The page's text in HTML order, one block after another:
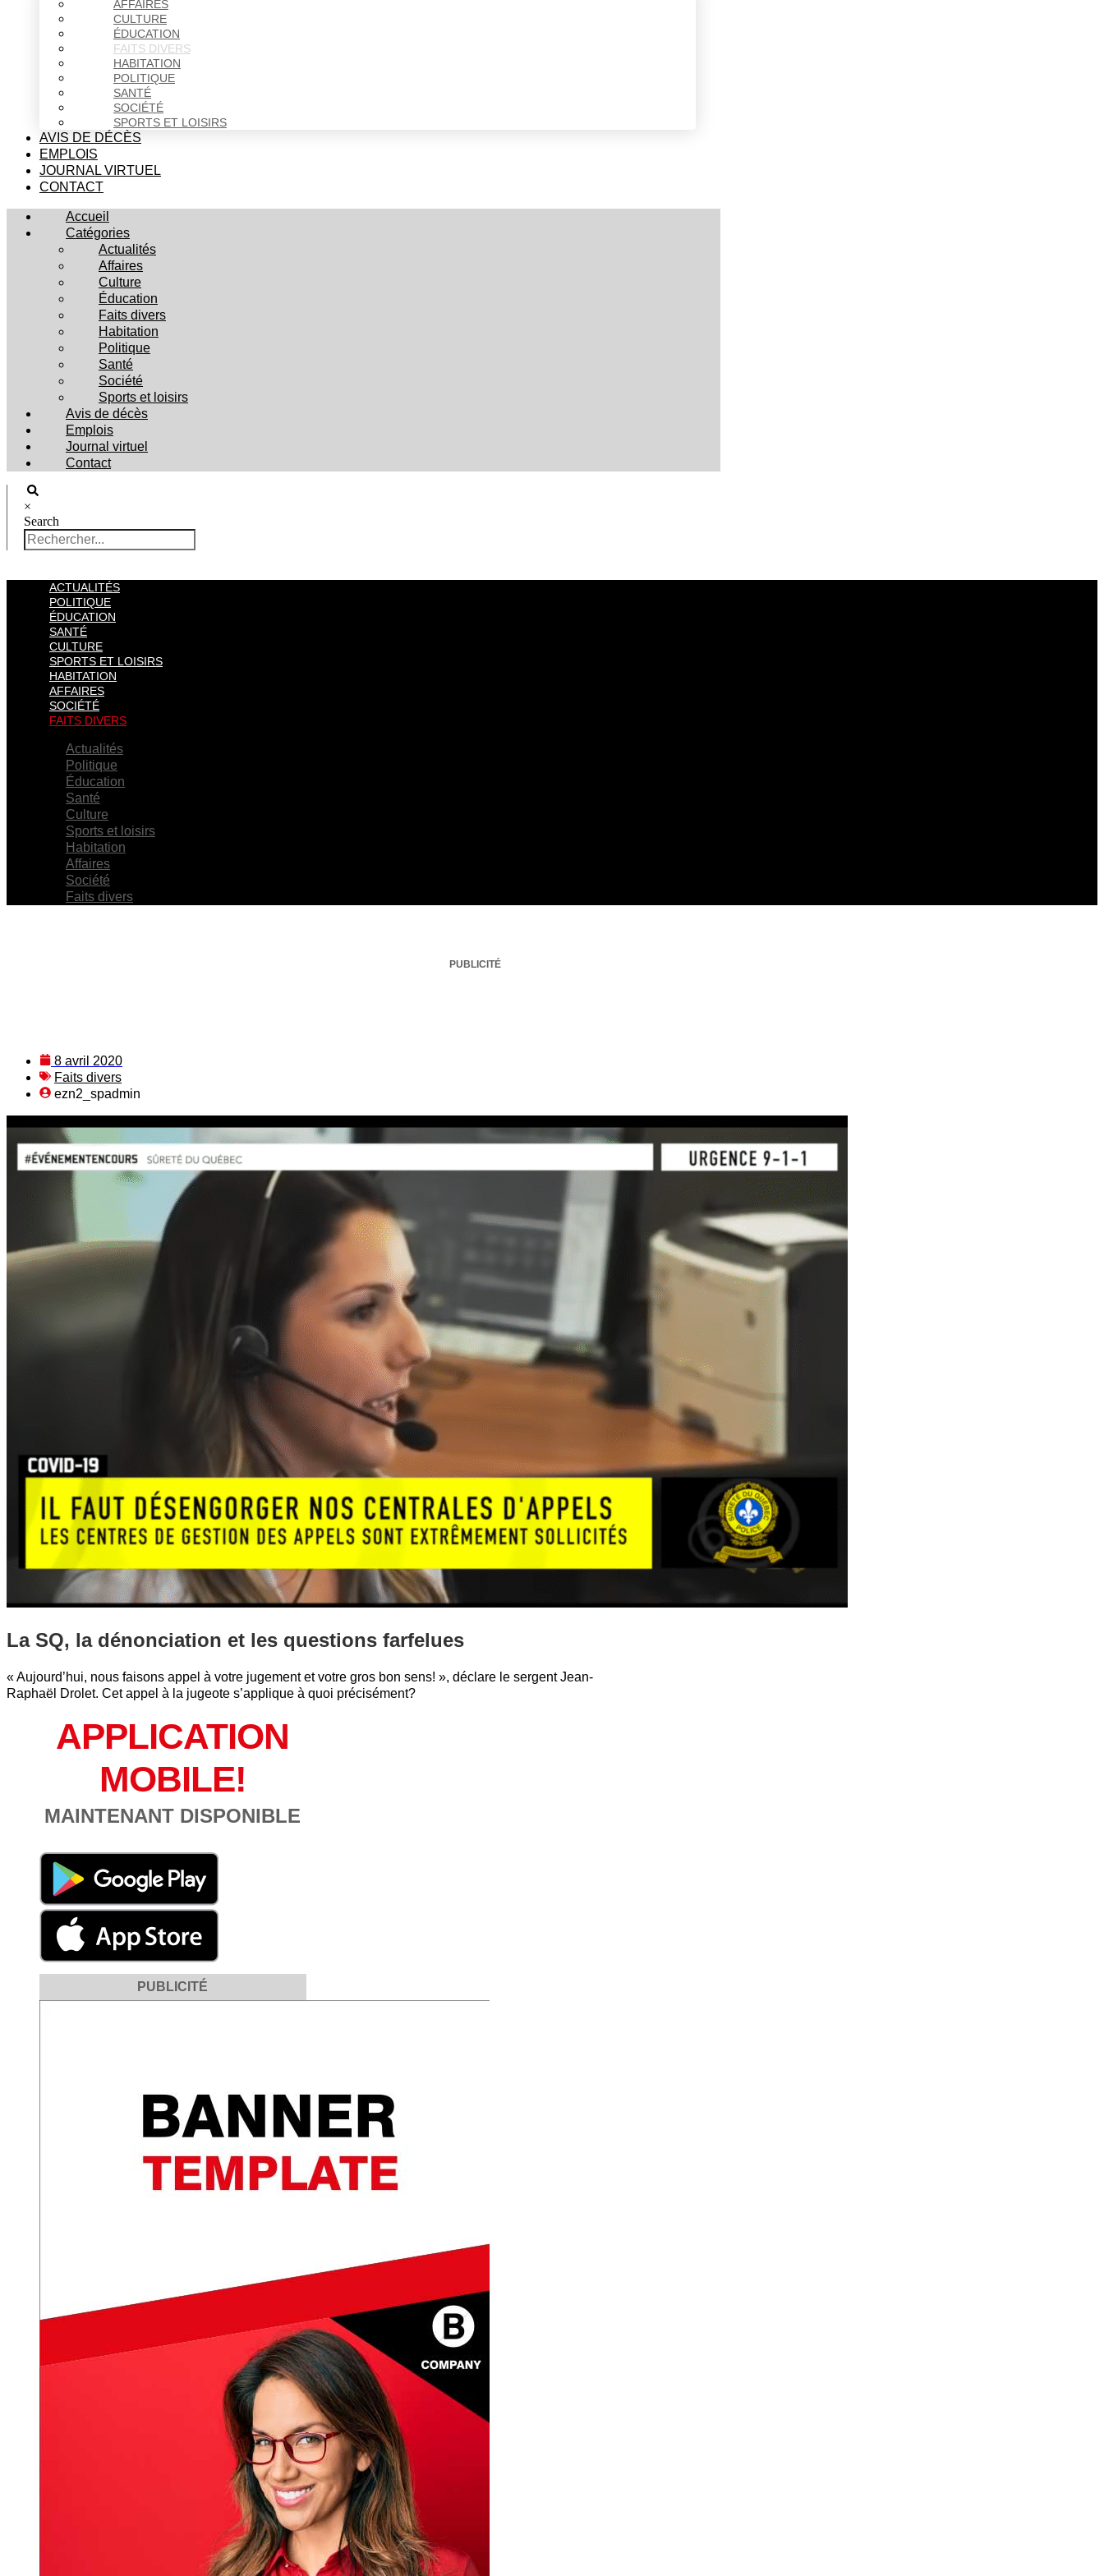
AFFAIRES
CULTURE
ÉDUCATION
FAITS DIVERS
HABITATION
POLITIQUE
SANTÉ
SOCIÉTÉ
SPORTS ET LOISIRS
AVIS DE DÉCÈS
EMPLOIS
JOURNAL VIRTUEL
CONTACT
Accueil
Catégories
Actualités
Affaires
Culture
Éducation
Faits divers
Habitation
Politique
Santé
Société
Sports et loisirs
Avis de décès
Emplois
Journal virtuel
Contact
×
Search
ACTUALITÉS
POLITIQUE
ÉDUCATION
SANTÉ
CULTURE
SPORTS ET LOISIRS
HABITATION
AFFAIRES
SOCIÉTÉ
FAITS DIVERS
Actualités
Politique
Éducation
Santé
Culture
Sports et loisirs
Habitation
Affaires
Société
Faits divers
PUBLICITÉ
8 avril 2020
Faits divers
ezn2_spadmin
La SQ, la dénonciation et les questions farfelues
« Aujourd’hui, nous faisons appel à votre jugement et votre gros bon sens! », déclare le sergent Jean-
Raphaël Drolet. Cet appel à la jugeote s’applique à quoi précisément?
APPLICATION
MOBILE!
MAINTENANT DISPONIBLE
PUBLICITÉ